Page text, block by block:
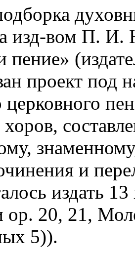
изд-вом П.
пение»
проект под
церковного
хоров,
и
издать
op. 20, 21,
5)).